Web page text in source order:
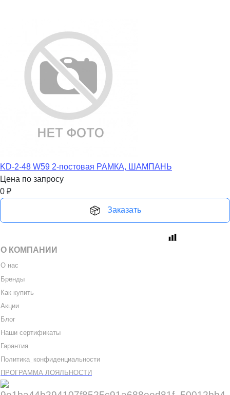
KD-2-48 W59 2-постовая РАМКА, ШАМПАНЬ
Цена по запросу
0 ₽
Заказать
О КОМПАНИИ
О нас
Бренды
Как купить
Акции
Блог
Наши сертификаты
Гарантия
Политика конфиденциальности
ПРОГРАММА ЛОЯЛЬНОСТИ